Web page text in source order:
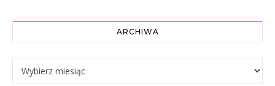
ARCHIWA
Archiwa